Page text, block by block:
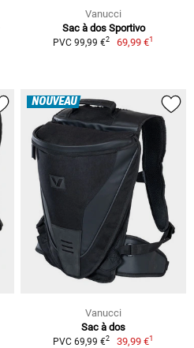
Vanucci
Sac à dos Sportivo
PVC 99,99 €2 69,99 €1
NOUVEAU
Vanucci
Sac à dos
PVC 69,99 €2 39,99 €1